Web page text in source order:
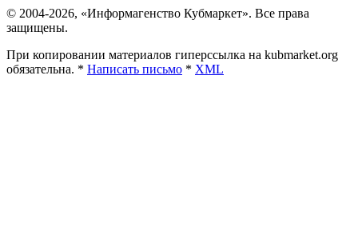
© 2004-2026, «Информагенство Кубмаркет». Все права
защищены.
При копировании материалов гиперссылка на kubmarket.org
обязательна. * Написать письмо * XML